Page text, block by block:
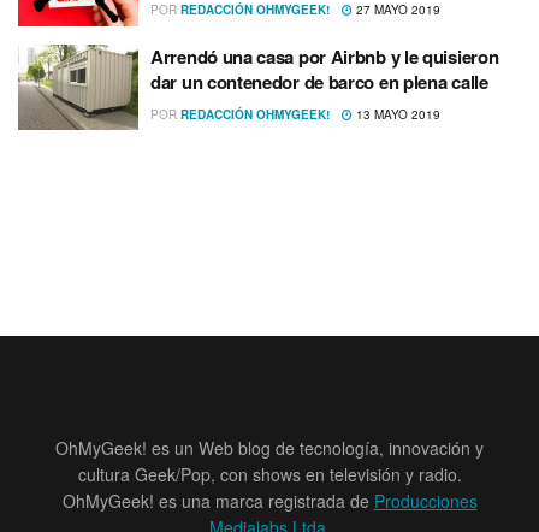
POR REDACCIÓN OHMYGEEK! 27 MAYO 2019
Arrendó una casa por Airbnb y le quisieron
dar un contenedor de barco en plena calle
POR REDACCIÓN OHMYGEEK! 13 MAYO 2019
OhMyGeek! es un Web blog de tecnología, innovación y
cultura Geek/Pop, con shows en televisión y radio.
OhMyGeek! es una marca registrada de Producciones
Medialabs Ltda